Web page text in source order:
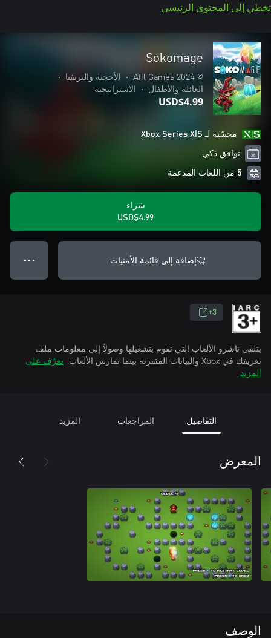
تخطي إلى المحتوى الرئيسي
Sokomage
© 2024 Afil Games
• الأحجية والتريفيا
•
العائلة والأطفال
• الاستراتيجية
USD$4.99
محسّنة لـ Xbox Series X|S
توافق ذكي
5 من اللغات المدعمة
شراء
USD$4.99
إضافة إلى قائمة الأمنيات ● ● ●
3+
يتلقى ناشرو الألعاب التي تقوم بتشغيلها وصولاً إلى معلومات ملف
تعريفك في Xbox والبيانات المقترنة بينما تمارس الألعاب.
تعرّف على
المزيد
التفاصيل المراجعات المزيد
المعرض
الوصف